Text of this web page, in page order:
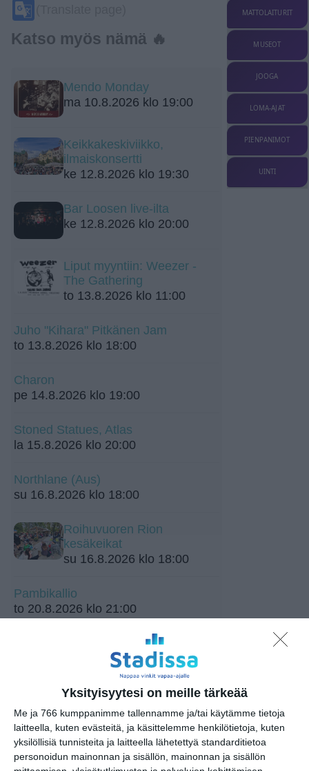
Yksityisyytesi on meille tärkeää
Me ja 766 kumppanimme tallennamme ja/tai käytämme tietoja
laitteella, kuten evästeitä, ja käsittelemme henkilötietoja, kuten
yksilöllisiä tunnisteita ja laitteella lähetettyä standarditietoa
personoidun mainonnan ja sisällön, mainonnan ja sisällön
Katso myös nämä 🔥
Mendo Monday
ma 10.8.2026 klo 19:00
Keikkakeskiviikko,
ilmaiskonsertti
ke 12.8.2026 klo 19:30
Bar Loosen live-ilta
ke 12.8.2026 klo 20:00
Liput myyntiin: Weezer -
The Gathering
to 13.8.2026 klo 11:00
Juho "Kihara" Pitkänen Jam
to 13.8.2026 klo 18:00
Charon
pe 14.8.2026 klo 19:00
Stoned Statues, Atlas
la 15.8.2026 klo 20:00
Northlane (Aus)
su 16.8.2026 klo 18:00
Roihuvuoren Rion
kesäkeikat
su 16.8.2026 klo 18:00
Pambikallio
to 20.8.2026 klo 21:00
Elokuussa nautitaan
tunnelmallisista
elokuvista ulkona
MATTOLAITURIT
MUSEOT
JOOGA
LOMA-AJAT
PIENPANIMOT
UINTI